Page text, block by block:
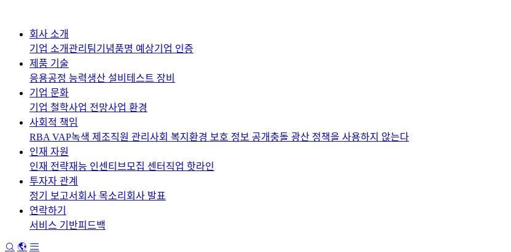
회사 소개
기업 소개관리팀기념품명 예상기업 인증
제품 기술
응용공정 능력생산 설비 테스트 장비
기업 문화
기업 철학사업 전망사업 환경
사회적 책임
RBA VAP녹색 제조직원 관리 사회 복지 환경 보호 정보 공개충돌 광산 정책을 사용하지 않는다
인재 자원
인재 전략재능 인센티브 모집 센터 직업 핫라인
투자자 관계
정기 보고서 회사 목소리 회사 발표
연락하기
서비스 기반피드백